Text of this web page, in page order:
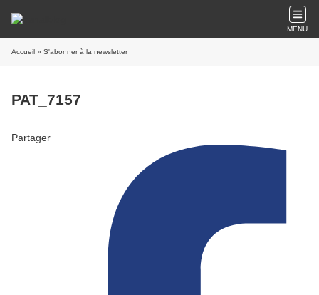
MENU
Accueil » S'abonner à la newsletter
PAT_7157
Partager